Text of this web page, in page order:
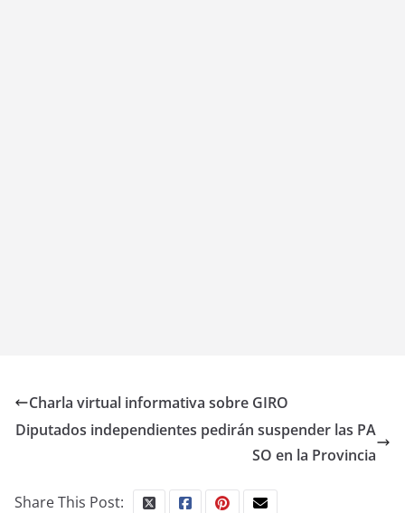
Charla virtual informativa sobre GIRO
Diputados independientes pedirán suspender las PA
SO en la Provincia
Share This Post: